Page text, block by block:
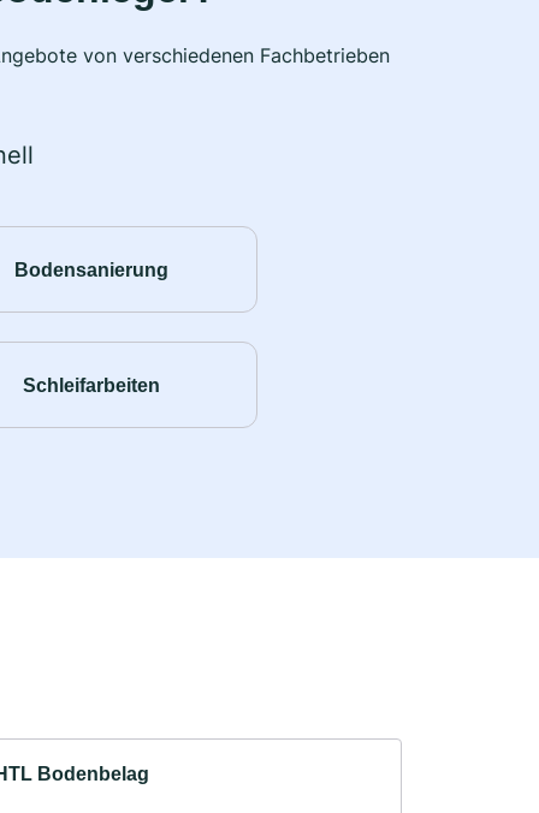
von verschiedenen Fachbetrieben
Bodensanierung
Schleifarbeiten
Bodenbelag